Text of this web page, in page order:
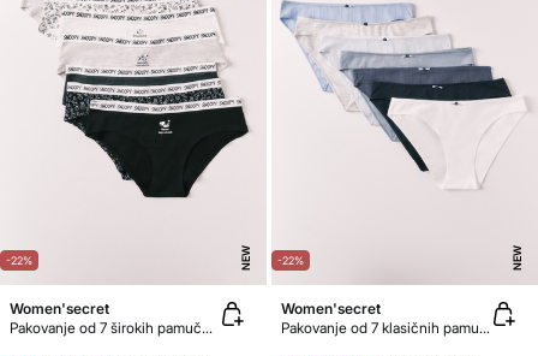
-22% NEW
Women'secret
Pakovanje od 7 širokih pamučnih gaćica sa Snoopy printom
-22% NEW
Women'secret
Pakovanje od 7 klasičnih pamučnih gaćica sa rupičastim dezenom u raznim bojama